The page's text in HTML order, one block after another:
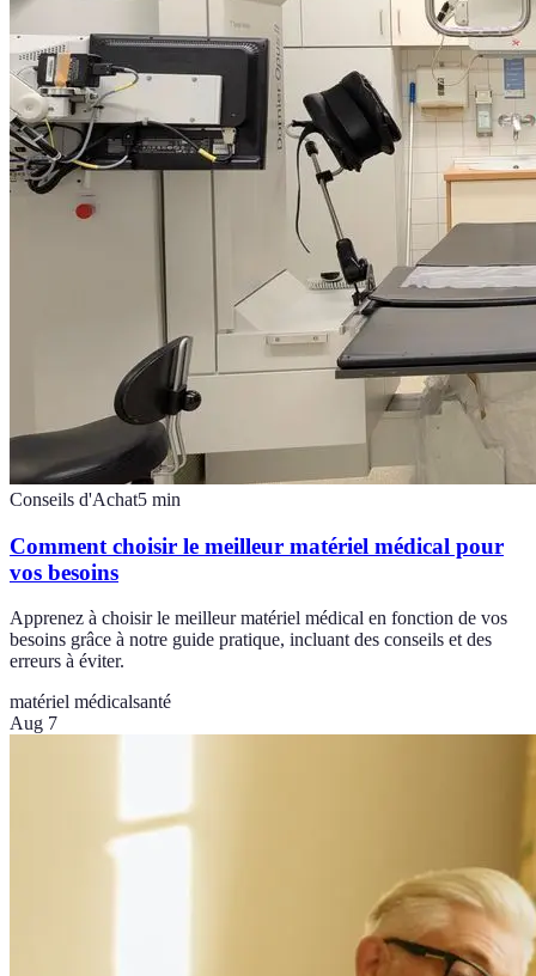
Conseils d'Achat5 min
Comment choisir le meilleur matériel médical pour
vos besoins
Apprenez à choisir le meilleur matériel médical en fonction de vos
besoins grâce à notre guide pratique, incluant des conseils et des
erreurs à éviter.
matériel médicalsanté
Aug 7